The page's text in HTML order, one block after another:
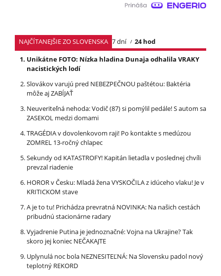
NAJČÍTANEJŠIE ZO SLOVENSKA 7 dní
24 hod
Unikátne FOTO: Nízka hladina Dunaja odhalila VRAKY
nacistických lodí
Slovákov varujú pred NEBEZPEČNOU paštétou: Baktéria
môže aj ZABÍJAŤ
Neuveriteľná nehoda: Vodič (87) si pomýlil pedále! S autom sa
ZASEKOL medzi domami
TRAGÉDIA v dovolenkovom raji! Po kontakte s medúzou
ZOMREL 13-ročný chlapec
Sekundy od KATASTROFY! Kapitán lietadla v poslednej chvíli
prevzal riadenie
HOROR v Česku: Mladá žena VYSKOČILA z idúceho vlaku! Je v
KRITICKOM stave
A je to tu! Prichádza prevratná NOVINKA: Na našich cestách
pribudnú stacionárne radary
Vyjadrenie Putina je jednoznačné: Vojna na Ukrajine? Tak
skoro jej koniec NEČAKAJTE
Uplynulá noc bola NEZNESITEĽNÁ: Na Slovensku padol nový
teplotný REKORD